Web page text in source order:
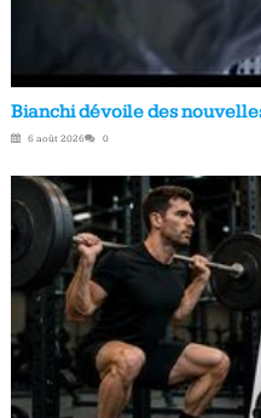
Bianchi dévoile des
6 août 2026 0